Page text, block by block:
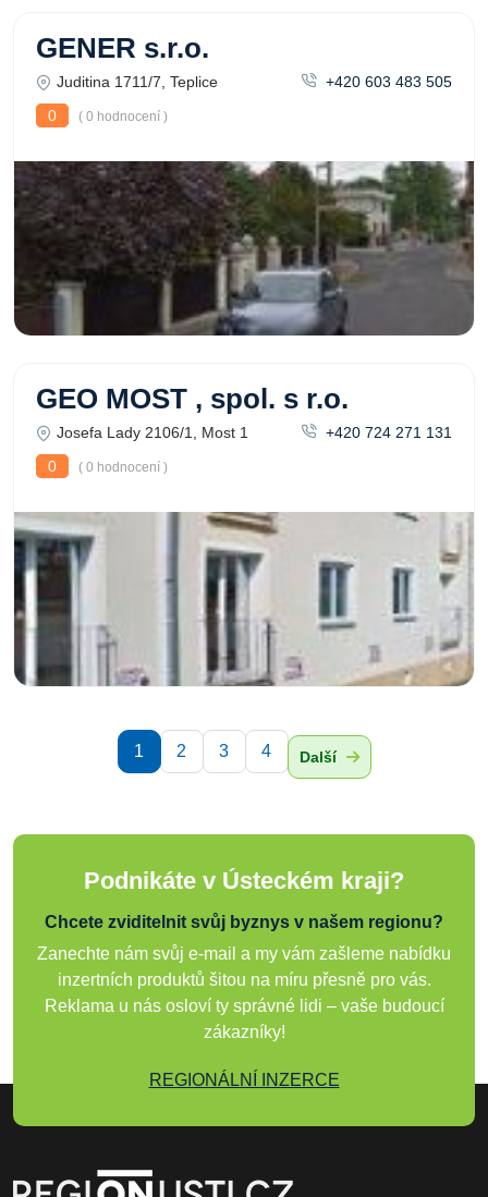
GENER s.r.o.
Juditina 1711/7, Teplice
+420 603 483 505
0
( 0 hodnocení )
GEO MOST , spol. s r.o.
Josefa Lady 2106/1, Most 1
+420 724 271 131
0
( 0 hodnocení )
1 2 3 4 Další
Podnikáte v Ústeckém kraji?
Chcete zviditelnit svůj byznys v našem regionu?
Zanechte nám svůj e-mail a my vám zašleme nabídku
inzertních produktů šitou na míru přesně pro vás.
Reklama u nás osloví ty správné lidi – vaše budoucí
zákazníky!
REGIONÁLNÍ INZERCE